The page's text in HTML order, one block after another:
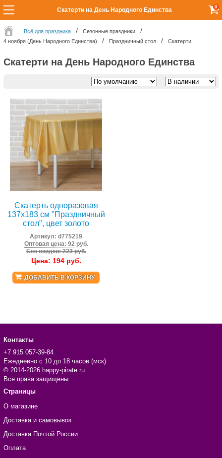
Всё для праздника
Сезонные праздники
4 ноября (День Народного Единства)
Праздничный стол Скатерти
Скатерти на День Народного Единства
Скатерть одноразовая
137x183 см "Праздничный
стол", цвет золото
Артикул:d775219
Оптовая цена: 92 руб.
Без скидки: 223 руб.
Цена: 194руб.
ДОБАВИТЬ В КОРЗИНУ
Контакты
+7 915 057-39-84
Ежедневно с 10 до 18 часов (мск)
© 2014-2026 happy-pirate.ru
Все права защищены
Страницы
О магазине
Доставка и самовывоз
Доставка Почтой России
Оплата
Скатерти на День Народного Единства 0